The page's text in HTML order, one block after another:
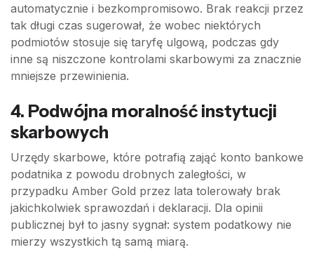
automatycznie i bezkompromisowo. Brak reakcji przez
tak długi czas sugerował, że wobec niektórych
podmiotów stosuje się taryfę ulgową, podczas gdy
inne są niszczone kontrolami skarbowymi za znacznie
mniejsze przewinienia.
4. Podwójna moralność instytucji
skarbowych
Urzędy skarbowe, które potrafią zająć konto bankowe
podatnika z powodu drobnych zaległości, w
przypadku Amber Gold przez lata tolerowały brak
jakichkolwiek sprawozdań i deklaracji. Dla opinii
publicznej był to jasny sygnał: system podatkowy nie
mierzy wszystkich tą samą miarą.